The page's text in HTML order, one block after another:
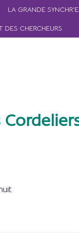
LA GRANDE
DES CHERCHEURS